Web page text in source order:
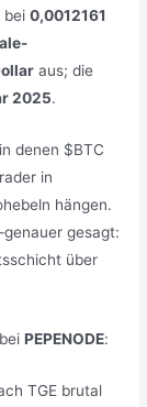
bei0,0012161
aus; die
2025.
denen $BTC
in
hängen.
gesagt:
über
beiPEPENODE:
TGE brutal